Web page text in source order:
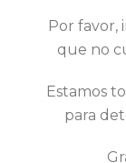
Por favor,
que no
Estamos
para